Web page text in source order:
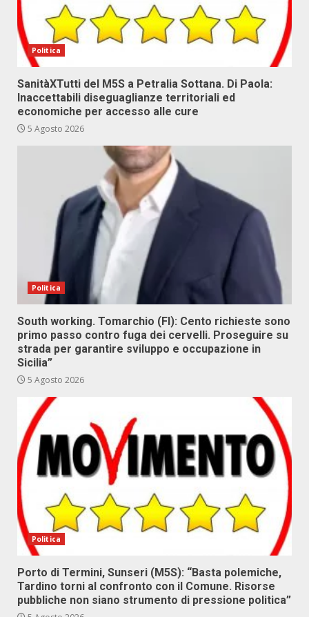
Politica
SanitàXTutti del M5S a Petralia Sottana. Di Paola:
Inaccettabili diseguaglianze territoriali ed
economiche per accesso alle cure
5 Agosto 2026
Politica
South working. Tomarchio (FI): Cento richieste sono
primo passo contro fuga dei cervelli. Proseguire su
strada per garantire sviluppo e occupazione in
Sicilia”
5 Agosto 2026
Politica
Porto di Termini, Sunseri (M5S): “Basta polemiche,
Tardino torni al confronto con il Comune. Risorse
pubbliche non siano strumento di pressione politica”